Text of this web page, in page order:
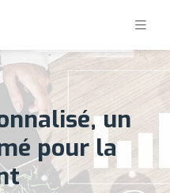
un
pour la